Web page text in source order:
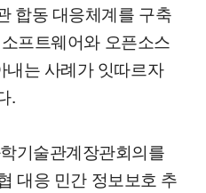
합동 대응체계를 구축
프트웨어와 오픈소스
는 사례가 잇따르자
.
기술관계장관회의를
대응 민간 정보보호 추